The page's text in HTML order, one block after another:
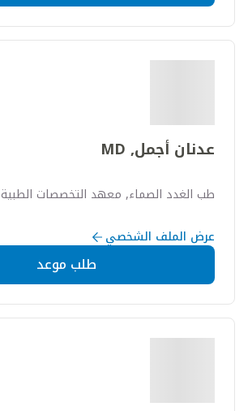
عدنان أجمل, MD
طب الغدد الصماء, معهد التخصصات الطبية
عرض الملف الشخصي
طلب موعد